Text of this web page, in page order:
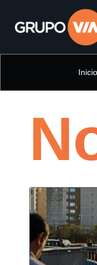
Inicio